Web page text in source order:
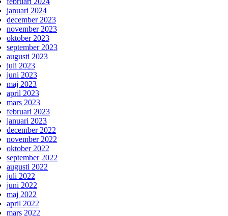
januari 2024
december 2023
november 2023
oktober 2023
september 2023
augusti 2023
juli 2023
juni 2023
maj 2023
april 2023
mars 2023
februari 2023
januari 2023
december 2022
november 2022
oktober 2022
september 2022
augusti 2022
juli 2022
juni 2022
maj 2022
april 2022
mars 2022